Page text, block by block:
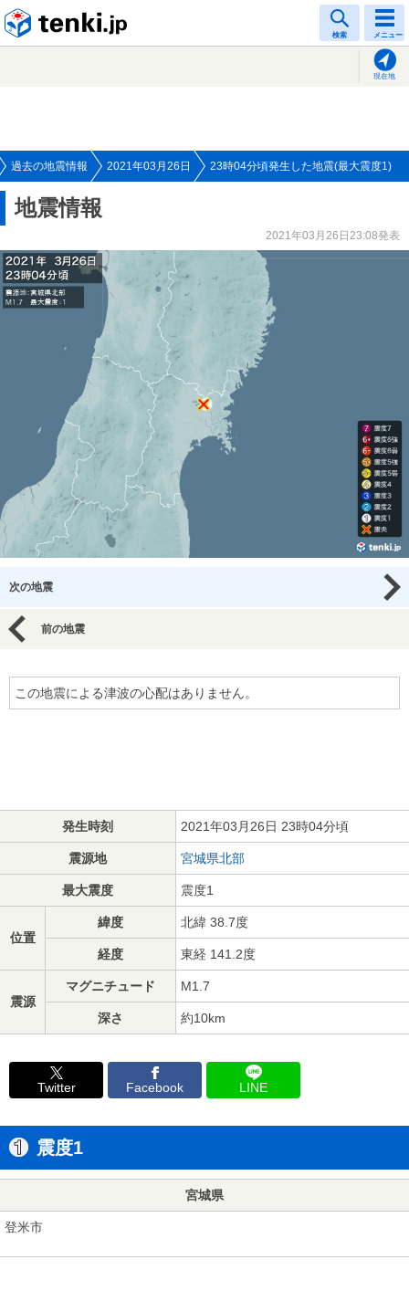
検索 メニュー
現在地
過去の地震情報 2021年03月26日 23時04分頃発生した地震(最大震度1)
地震情報
2021年03月26日23:08発表
次の地震
前の地震
この地震による津波の心配はありません。
発生時刻 2021年03月26日 23時04分頃
震源地 宮城県北部
最大震度 震度1
位置
緯度 北緯 38.7度
経度 東経 141.2度
震源
マグニチュード M1.7
深さ 約10km
Twitter Facebook LINE
震度1
宮城県
登米市